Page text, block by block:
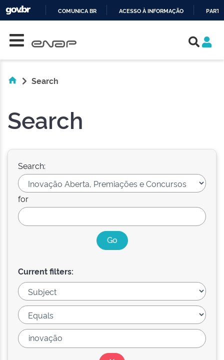
COMUNICA BR ACESSO À INFORMAÇÃO
Search
Search
Search:
for
Current filters: